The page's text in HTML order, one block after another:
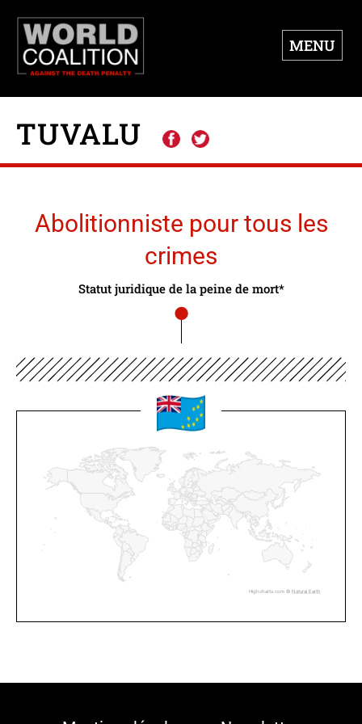
MENU
TUVALU
Abolitionniste pour tous les
crimes
Statut juridique de la peine de mort*
Highcharts.com © Natural Earth